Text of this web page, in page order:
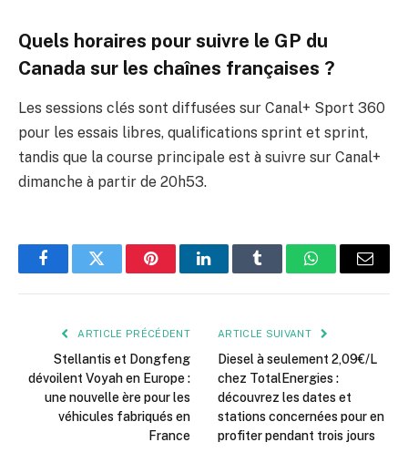
Quels horaires pour suivre le GP du
Canada sur les chaînes françaises ?
Les sessions clés sont diffusées sur Canal+ Sport 360
pour les essais libres, qualifications sprint et sprint,
tandis que la course principale est à suivre sur Canal+
dimanche à partir de 20h53.
FacebookTwitter PinterestLinkedInTumblr WhatsApp
E-
ARTICLE PRÉCÉDENT
Stellantis et Dongfeng
dévoilent Voyah en Europe :
une nouvelle ère pour les
véhicules fabriqués en
France
ARTICLE SUIVANT
Diesel à seulement 2,09€/L
chez TotalEnergies :
découvrez les dates et
stations concernées pour en
profiter pendant trois jours